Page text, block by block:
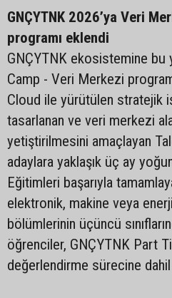
GNÇYTNK 2026’ya Veri
programı eklendi
GNÇYTNK ekosistemine bu
Camp - Veri Merkezi
Cloud ile yürütülen stratejik
tasarlanan ve veri merkezi
yetiştirilmesini amaçlayan
adaylara yaklaşık üç ay
Eğitimleri başarıyla
elektronik, makine veya
bölümlerinin üçüncü
öğrenciler, GNÇYTNK Part
değerlendirme sürecine